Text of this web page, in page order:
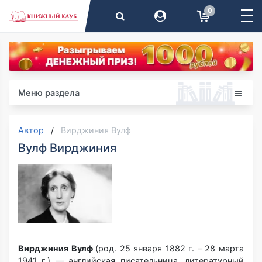
0
Меню раздела
Автор Вирджиния Вулф
Вулф Вирджиния
Вирджиния Вулф (род. 25 января 1882 г. – 28 марта